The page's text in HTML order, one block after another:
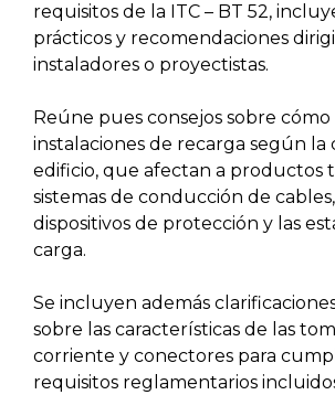
requisitos de la ITC – BT 52,
prácticos y recomendaciones
instaladores o proyectistas.
Reúne pues consejos sobre
instalaciones de recarga según la
edificio, que afectan a productos
sistemas de conducción de
dispositivos de protección y las
carga.
Se incluyen además
sobre las características de las
corriente y conectores para
requisitos reglamentarios